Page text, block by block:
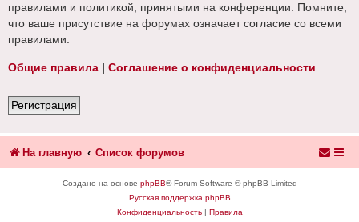
правилами и политикой, принятыми на конференции. Помните,
что ваше присутствие на форумах означает согласие со всеми
правилами.
Общие правила | Соглашение о конфиденциальности
Регистрация
На главную Список форумов
Создано на основе phpBB® Forum Software © phpBB Limited
Русская поддержка phpBB
Конфиденциальность| Правила